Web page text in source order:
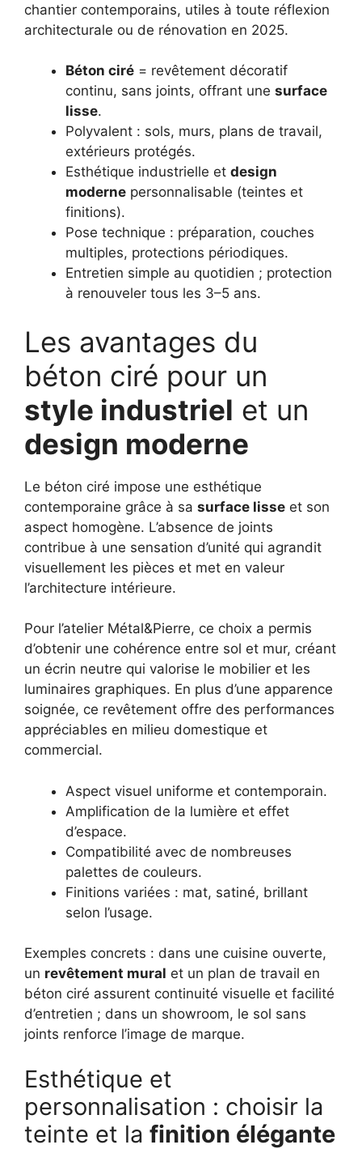
chantier contemporains, utiles à toute réflexion
architecturale ou de rénovation en 2025.
Béton ciré = revêtement décoratif
continu, sans joints, offrant une surface
lisse.
Polyvalent : sols, murs, plans de travail,
extérieurs protégés.
Esthétique industrielle et design
moderne personnalisable (teintes et
finitions).
Pose technique : préparation, couches
multiples, protections périodiques.
Entretien simple au quotidien ; protection
à renouveler tous les 3–5 ans.
Les avantages du
béton ciré pour un
style industriel et un
design moderne
Le béton ciré impose une esthétique
contemporaine grâce à sa surface lisse et son
aspect homogène. L’absence de joints
contribue à une sensation d’unité qui agrandit
visuellement les pièces et met en valeur
l’architecture intérieure.
Pour l’atelier Métal&Pierre, ce choix a permis
d’obtenir une cohérence entre sol et mur, créant
un écrin neutre qui valorise le mobilier et les
luminaires graphiques. En plus d’une apparence
soignée, ce revêtement offre des performances
appréciables en milieu domestique et
commercial.
Aspect visuel uniforme et contemporain.
Amplification de la lumière et effet
d’espace.
Compatibilité avec de nombreuses
palettes de couleurs.
Finitions variées : mat, satiné, brillant
selon l’usage.
Exemples concrets : dans une cuisine ouverte,
un revêtement mural et un plan de travail en
béton ciré assurent continuité visuelle et facilité
d’entretien ; dans un showroom, le sol sans
joints renforce l’image de marque.
Esthétique et
personnalisation : choisir la
teinte et la finition élégante